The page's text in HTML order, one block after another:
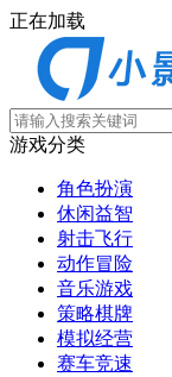
正在加载
游戏分类
角色扮演
休闲益智
射击飞行
动作冒险
音乐游戏
策略棋牌
模拟经营
赛车竞速